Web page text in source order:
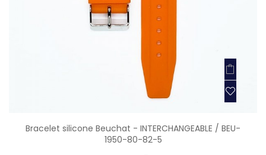
Bracelet silicone Beuchat - INTERCHANGEABLE / BEU-
1950-80-82-5